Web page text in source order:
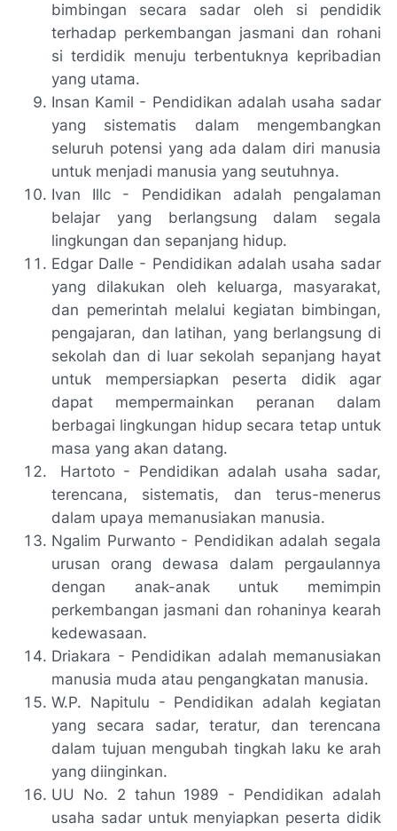
bimbingan secara sadar oleh si pendidik
terhadap perkembangan jasmani dan rohani
si terdidik menuju terbentuknya kepribadian
yang utama.
Insan Kamil - Pendidikan adalah usaha sadar
yang sistematis dalam mengembangkan
seluruh potensi yang ada dalam diri manusia
untuk menjadi manusia yang seutuhnya.
Ivan Illc - Pendidikan adalah pengalaman
belajar yang berlangsung dalam segala
lingkungan dan sepanjang hidup.
Edgar Dalle - Pendidikan adalah usaha sadar
yang dilakukan oleh keluarga, masyarakat,
dan pemerintah melalui kegiatan bimbingan,
pengajaran, dan latihan, yang berlangsung di
sekolah dan di luar sekolah sepanjang hayat
untuk mempersiapkan peserta didik agar
dapat mempermainkan peranan dalam
berbagai lingkungan hidup secara tetap untuk
masa yang akan datang.
Hartoto - Pendidikan adalah usaha sadar,
terencana, sistematis, dan terus-menerus
dalam upaya memanusiakan manusia.
Ngalim Purwanto - Pendidikan adalah segala
urusan orang dewasa dalam pergaulannya
dengan anak-anak untuk memimpin
perkembangan jasmani dan rohaninya kearah
kedewasaan.
Driakara - Pendidikan adalah memanusiakan
manusia muda atau pengangkatan manusia.
W.P. Napitulu - Pendidikan adalah kegiatan
yang secara sadar, teratur, dan terencana
dalam tujuan mengubah tingkah laku ke arah
yang diinginkan.
UU No. 2 tahun 1989 - Pendidikan adalah
usaha sadar untuk menyiapkan peserta didik